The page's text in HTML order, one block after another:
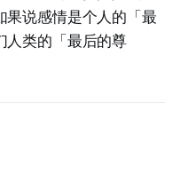
果说感情是个人的「最
人类的「最后的尊